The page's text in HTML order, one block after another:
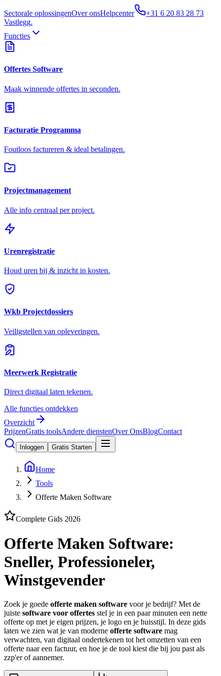
Sectorale oplossingenOver onsHelpcenter
+31 6 20 83 28 73
Vastlegg.
Functies
Offertes Software
Maak winnende offertes in seconden.
Facturatie Programma
Foutloos factureren & ideal betalingen.
Projectmanagement
Alle info centraal per project.
Urenregistratie
Houd uren bij & inzicht in kosten.
Wkb Projectdossiers
Veiligstellen van opleveringen.
Meerwerk Registratie
Direct digitaal laten tekenen.
Alle functies ontdekken
Overzicht
PrijzenGratis toolsAndere dienstenOver OnsBlogContact
Inloggen Gratis Starten
Home
Tools
Offerte Maken Software
Complete Gids 2026
Offerte Maken Software:
Sneller, Professioneler,
Winstgevender
Zoek je goede offerte maken software voor je bedrijf? Met de
juiste software voor offertes stel je in een paar minuten een nette
offerte op met je eigen prijzen, je logo en je huisstijl. In deze gids
laten we zien wat je van moderne offerte software mag
verwachten, van digitaal ondertekenen tot het omzetten van een
offerte naar een factuur, en hoe je de tool kiest die bij jou past als
zzp'er of aannemer.